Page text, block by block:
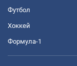
Футбол
Хоккей
Формула-1